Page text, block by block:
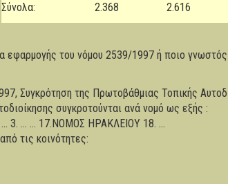
Σύνολα:
2.368 2.616
εφαρμογής του νόμου 2539/1997 ή ποιο
Συγκρότηση της Πρωτοβάθμιας Τοπικής
συγκροτούνται ανά νομό ως εξής :
3. ... ... 17.ΝΟΜΟΣ ΗΡΑΚΛΕΙΟΥ 18. ...
τις κοινότητες: